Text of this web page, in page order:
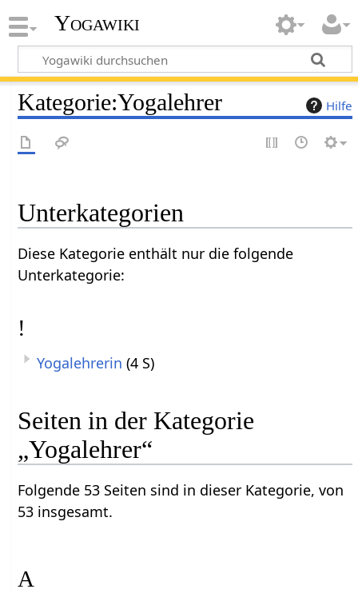
Yogawiki
Hilfe
Kategorie:Yogalehrer
Unterkategorien
Diese Kategorie enthält nur die folgende
Unterkategorie:
!
Yogalehrerin (4 S)
Seiten in der Kategorie
„Yogalehrer“
Folgende 53 Seiten sind in dieser Kategorie, von
53 insgesamt.
A